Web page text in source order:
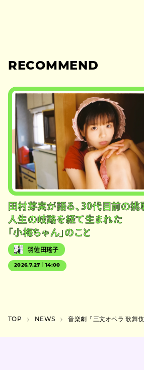
RECOMMEND
田村芽実が語る、30代目前の挑
人生の岐路を経て生まれた
「小梅ちゃん」のこと
羽佐田瑤子
2026.7.27｜14:00
TOP NEWS ⾳楽劇『三⽂オペラ 歌舞伎町の絞⾸台』の全キャスト発表。新宿・